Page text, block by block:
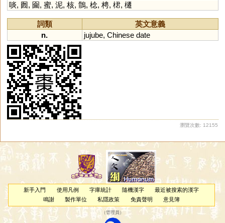
啖, 囫, 圇, 蜜, 泥, 核, 鶻, 棯, 梬, 桾, 櫏
詞類
英文意義
n.
jujube, Chinese date
瀏覽次數: 12155
新手入門 使用凡例 字庫統計 隨機漢字
最近被搜索的漢字
鳴謝
製作單位 私隱政策 免責聲明 意見簿
（管理員 ）